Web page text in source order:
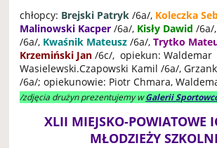
chłopcy: Brejski Patryk /6a/, Koleczka
Malinowski Kacper /6a/, Kisły Dawid /6a/,
/6a/, Kwaśnik Mateusz /6a/,Trytko
Krzemiński Jan /6c/, opiekun: Waldemar
Wasielewski.Czapowski Kamil /6a/,
/6a/; opiekunowie: Piotr Chmara,
/zdjęcia drużyn prezentujemy wGalerii
XLII MIEJSKO-POWIATOWE
MŁODZIEŻY